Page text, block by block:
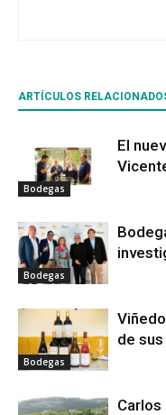
ARTÍCULOS
Bodegas
El
Bodegas
Bodegas
de